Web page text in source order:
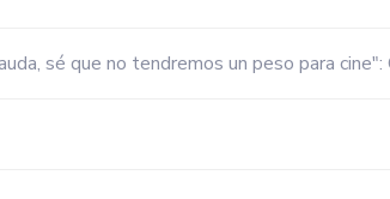
sé que no tendremos un peso para cine":